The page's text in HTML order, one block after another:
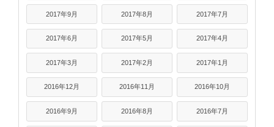
2017年9月 2017年8月 2017年7月
2017年6月 2017年5月 2017年4月
2017年3月 2017年2月 2017年1月
2016年12月 2016年11月 2016年10月
2016年9月 2016年8月 2016年7月